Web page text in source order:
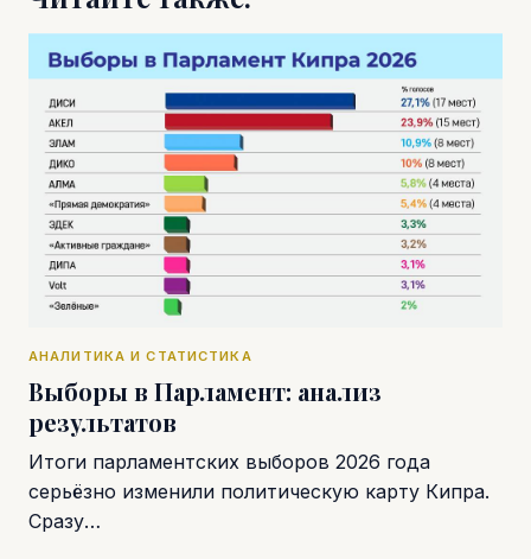
АНАЛИТИКА И СТАТИСТИКА
Выборы в Парламент: анализ
результатов
Итоги парламентских выборов 2026 года
серьёзно изменили политическую карту Кипра.
Сразу…